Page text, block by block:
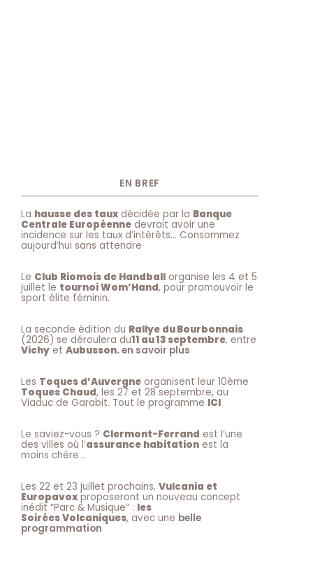
EN BREF
La hausse des taux décidée par la Banque
Centrale Européenne devrait avoir une
incidence sur les taux d’intérêts… Consommez
aujourd’hui sans attendre
Le Club Riomois de Handball organise les 4 et 5
juillet le tournoi Wom’Hand, pour promouvoir le
sport élite féminin.
La seconde édition du Rallye du Bourbonnais
(2026) se déroulera du11 au 13 septembre, entre
Vichy et Aubusson.en savoir plus
Les Toques d’Auvergne organisent leur 10ème
Toques Chaud, les 27 et 28 septembre, au
Viaduc de Garabit. Tout le programme ICI
Le saviez-vous ? Clermont-Ferrand est l’une
des villes où l’assurance habitation est la
moins chère…
Les 22 et 23 juillet prochains, Vulcania et
Europavoxproposeront un nouveau concept
inédit “Parc & Musique” : les
Soirées Volcaniques, avec une belle
programmation